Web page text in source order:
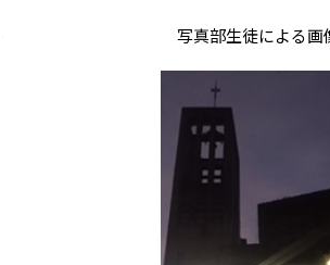
写真部生徒による画